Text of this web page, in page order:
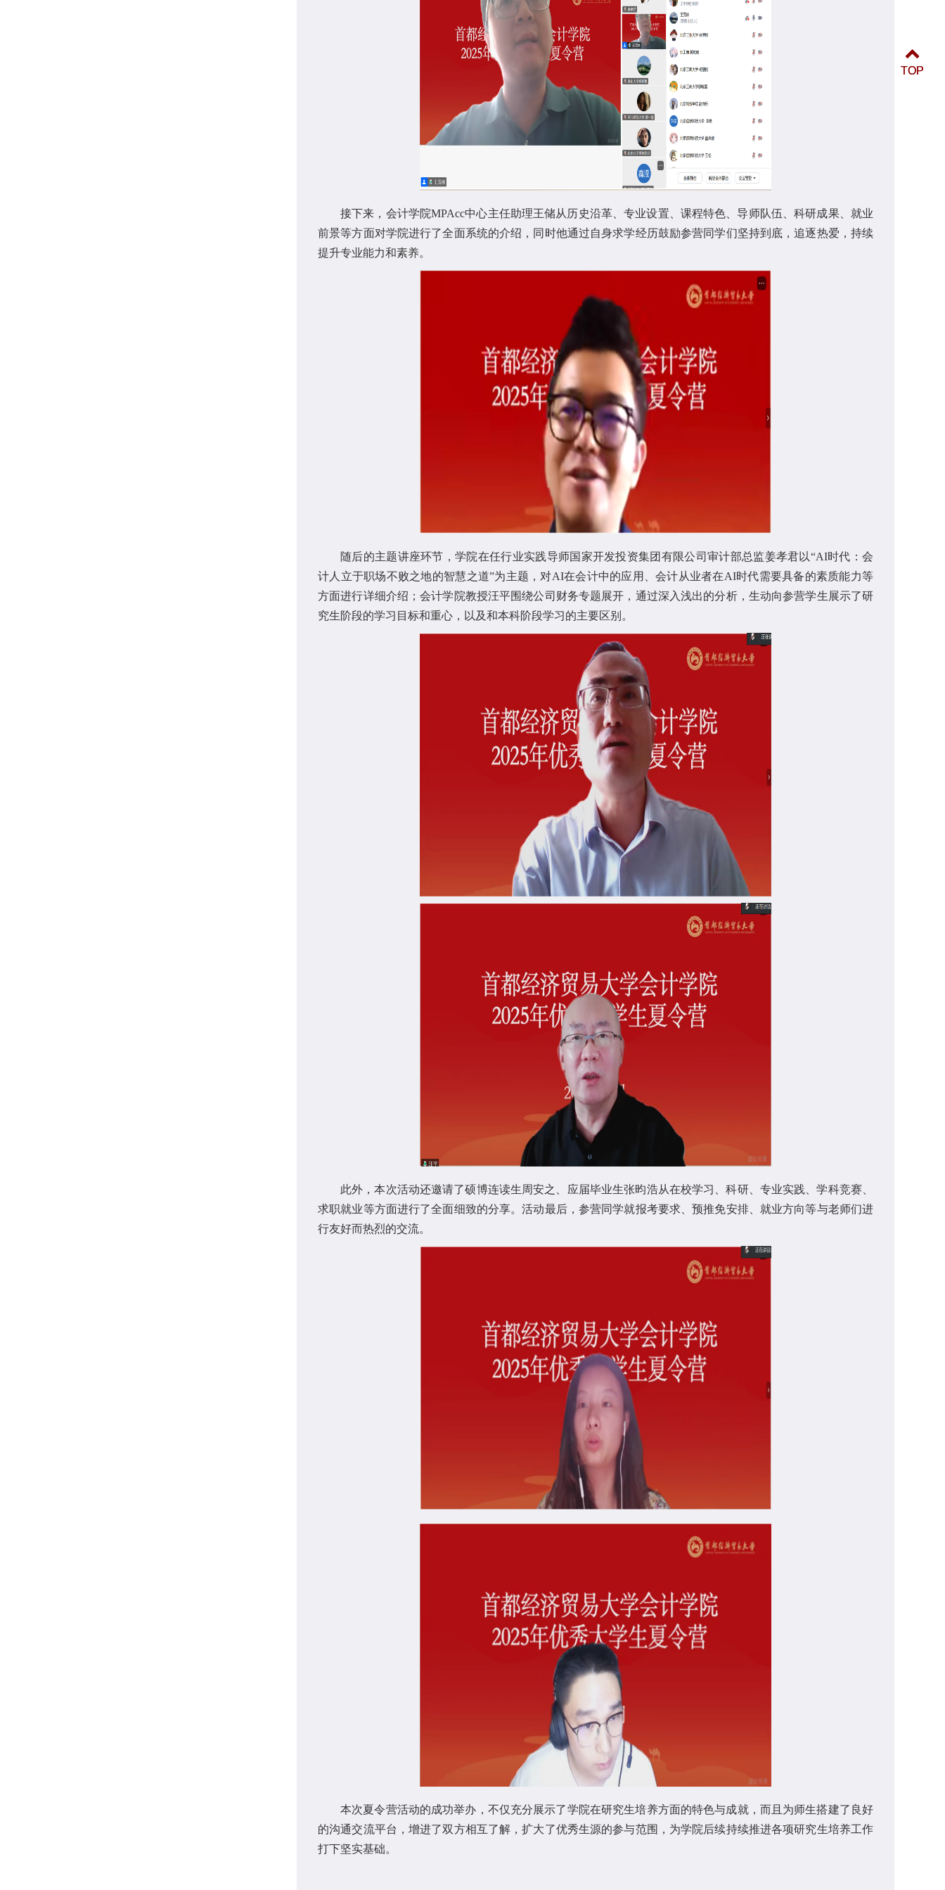
接下来，会计学院MPAcc中心主任助理王储从历史沿革、专业设置、课程特色、导师队伍、科研成果、就业
前景等方面对学院进行了全面系统的介绍，同时他通过自身求学经历鼓励参营同学们坚持到底，追逐热爱，持续
提升专业能力和素养。
随后的主题讲座环节，学院在任行业实践导师国家开发投资集团有限公司审计部总监姜孝君以“AI时代：会
计人立于职场不败之地的智慧之道”为主题，对AI在会计中的应用、会计从业者在AI时代需要具备的素质能力等
方面进行详细介绍；会计学院教授汪平围绕公司财务专题展开，通过深入浅出的分析，生动向参营学生展示了研
究生阶段的学习目标和重心，以及和本科阶段学习的主要区别。
此外，本次活动还邀请了硕博连读生周安之、应届毕业生张昀浩从在校学习、科研、专业实践、学科竞赛、
求职就业等方面进行了全面细致的分享。活动最后，参营同学就报考要求、预推免安排、就业方向等与老师们进
行友好而热烈的交流。
本次夏令营活动的成功举办，不仅充分展示了学院在研究生培养方面的特色与成就，而且为师生搭建了良好
的沟通交流平台，增进了双方相互了解，扩大了优秀生源的参与范围，为学院后续持续推进各项研究生培养工作
打下坚实基础。
TOP
TOP